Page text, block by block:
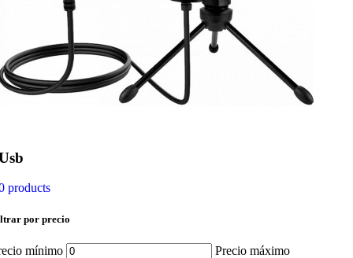
products
por precio
mínimo Precio máximo